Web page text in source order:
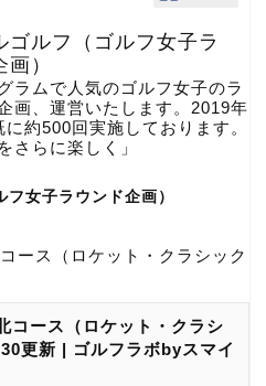
ゴルフ（ゴルフ女子ラ
）
ラムで人気のゴルフ女子のラ
画、運営いたします。2019年
約500回実施しております。
さらに楽しく」
女子ラウンド企画）
ース（ロケット・クラシック
コース（ロケット・クラシ
更新 | ゴルフラボbyスマイ